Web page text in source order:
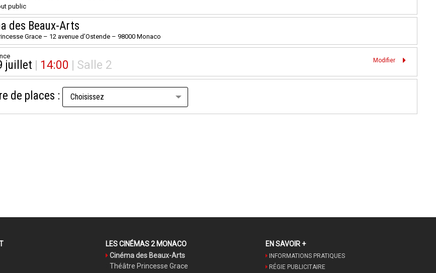
public
des Beaux-Arts
Grace – 12 avenue d’Ostende – 98000 Monaco
juillet 14:00 Salle 2 Modifier
de places :
LES CINÉMAS 2 MONACO
Cinéma des Beaux-Arts
Théâtre Princesse Grace
EN SAVOIR +
INFORMATIONS PRATIQUES
RÉGIE PUBLICITAIRE